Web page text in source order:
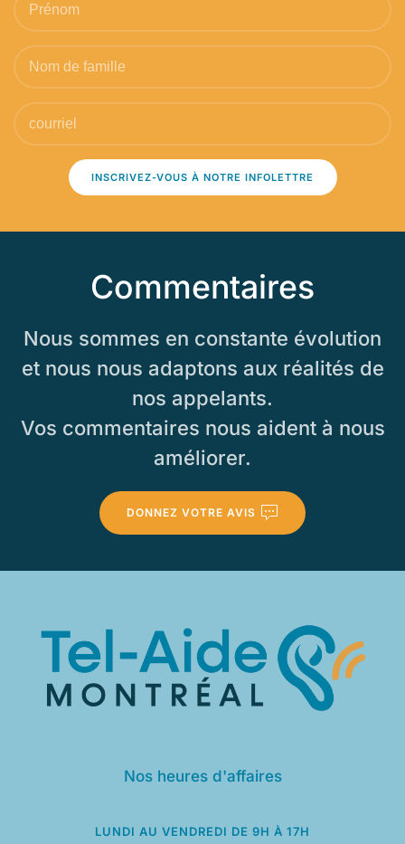
INSCRIVEZ-VOUS À NOTRE INFOLETTRE
Commentaires
Nous sommes en constante évolution
et nous nous adaptons aux réalités de
nos appelants.
Vos commentaires nous aident à nous
améliorer.
DONNEZ VOTRE AVIS
Nos heures d'affaires
LUNDI AU VENDREDI DE 9H À 17H